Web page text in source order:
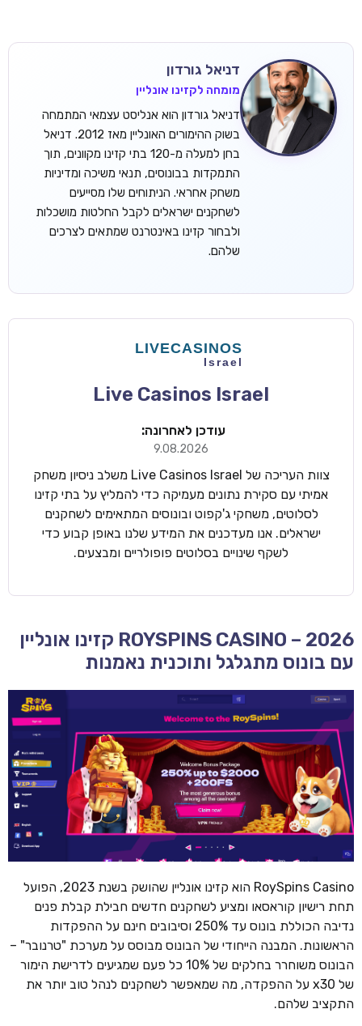
דניאל גורדון
מומחה לקזינו אונליין
דניאל גורדון הוא אנליסט עצמאי המתמחה
בשוק ההימורים האונליין מאז 2012. דניאל
בחן למעלה מ-120 בתי קזינו מקוונים, תוך
התמקדות בבונוסים, תנאי משיכה ומדיניות
משחק אחראי. הניתוחים שלו מסייעים
לשחקנים ישראלים לקבל החלטות מושכלות
ולבחור קזינו באינטרנט שמתאים לצרכים
שלהם.
Live Casinos Israel
עודכן לאחרונה:
9.08.2026
צוות העריכה של Live Casinos Israel משלב ניסיון משחק
אמיתי עם סקירת נתונים מעמיקה כדי להמליץ על בתי קזינו
לסלוטים, משחקי ג'קפוט ובונוסים המתאימים לשחקנים
ישראלים. אנו מעדכנים את המידע שלנו באופן קבוע כדי
לשקף שינויים בסלוטים פופולריים ומבצעים.
ROYSPINS CASINO – 2026 קזינו אונליין
עם בונוס מתגלגל ותוכנית נאמנות
RoySpins Casino הוא קזינו אונליין שהושק בשנת 2023, הפועל
תחת רישיון קוראסאו ומציע לשחקנים חדשים חבילת קבלת פנים
נדיבה הכוללת בונוס עד 250% וסיבובים חינם על ההפקדות
הראשונות. המבנה הייחודי של הבונוס מבוסס על מערכת "טרנובר" –
הבונוס משוחרר בחלקים של 10% כל פעם שמגיעים לדרישת הימור
של x30 על ההפקדה, מה שמאפשר לשחקנים לנהל טוב יותר את
התקציב שלהם.